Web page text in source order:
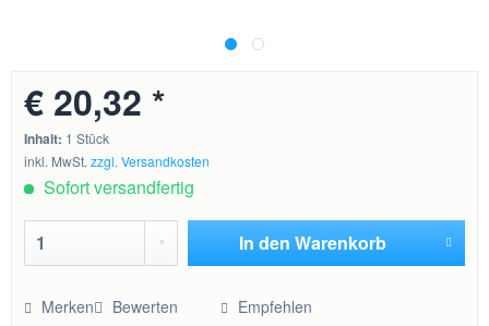
€ 20,32 *
Inhalt: 1 Stück
inkl. MwSt.zzgl. Versandkosten
Sofort versandfertig
In den Warenkorb
Merken Bewerten Empfehlen